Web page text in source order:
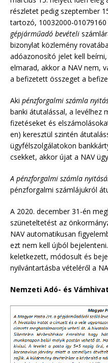
részletet pedig szeptember
tartozó, 10032000-01079160
gépjárműadó bevételi
bizonylat közlemény
adóazonosító jelet kell
elmarad, akkor a NAV nem,
a befizetett összeget a
Aki pénzforgalmi számla
banki átutalással, a levélhez
fizetéseket és
en) keresztül szintén
ügyfélszolgálatokon
csekket, akkor újat a NAV
A pénzforgalmi számla
pénzforgalmi számlájukról
A 2020. december 31-én
szüneteltetést az
NAV automatikusan
ezt nem kell újból
keletkezett, módosult és
nyilvántartásba vételéről a
Nemzeti Adó- és